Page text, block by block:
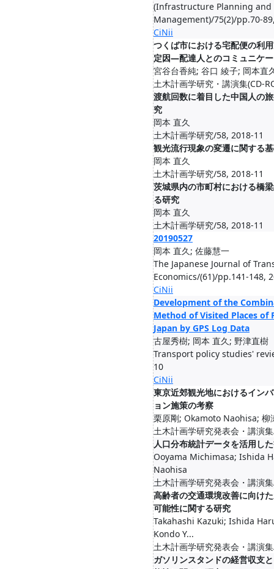
(Infrastructure Planning and
Management)/75(2)/pp.70-
CiNii
つくば市における宅配便の利
定因―配達人とのコミュニケ
宮谷台香純; 谷口 綾子; 岡本直
土木計画学研究・講演集(CD-
渡航回数に着目した中国人の
究
岡本 直久
土木計画学研究/58, 2018-11
観光流行現象の変遷に関する
岡本 直久
土木計画学研究/58, 2018-11
茨城県内の市町村における橋
る研究
岡本 直久
土木計画学研究/58, 2018-11
20190527
岡本 直久; 佐藤慧一
The Japanese Journal of
Economics/(61)/pp.141-148,
CiNii
Development of the
Method of Visited Places of
Japan by GPS Log Data
古屋秀樹; 岡本 直久; 野津直樹
Transport policy studies'
10
CiNii
東京近郊観光地におけるイン
ョン施策の考察
栗原剛; Okamoto Naohisa; 柳
土木計画学研究発表会・講演
人口分布統計データを活用し
Ooyama Michimasa; Ishida
Naohisa
土木計画学研究発表会・講演
高齢者の交通環境改善に向け
可能性に関する研究
Takahashi Kazuki; Ishida
Kondo Y...
土木計画学研究発表会・講演
ガソリンスタンドの経営収支